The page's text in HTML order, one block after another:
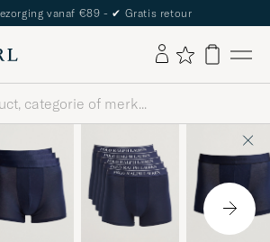
The Care of Carl Passport